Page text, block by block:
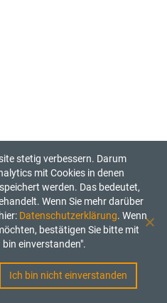
stetig verbessern. Darum
mit Cookies in denen
werden. Das bedeutet,
Wenn Sie mehr darüber
Datenschutzerklärung. Wenn
bestätigen Sie bitte mit
einverstanden".
Ich bin nicht einverstanden